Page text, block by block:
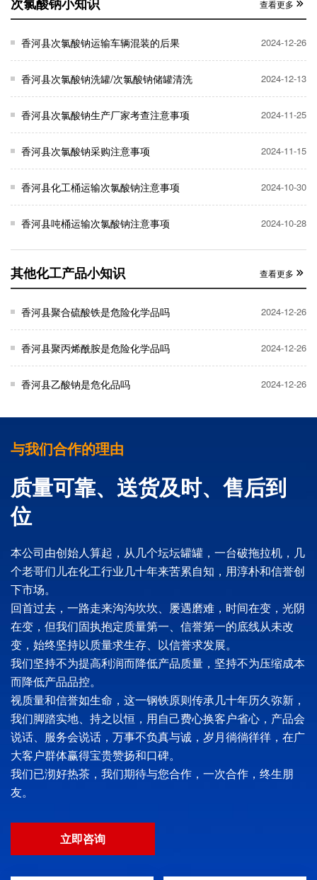
查看更多
香河县次氯酸钠运输车辆混装的后果 2024-12-26
香河县次氯酸钠洗罐/次氯酸钠储罐清洗 2024-12-13
香河县次氯酸钠生产厂家考查注意事项 2024-11-25
香河县次氯酸钠采购注意事项 2024-11-15
香河县化工桶运输次氯酸钠注意事项 2024-10-30
香河县吨桶运输次氯酸钠注意事项 2024-10-28
其他化工产品小知识 查看更多
香河县聚合硫酸铁是危险化学品吗 2024-12-26
香河县聚丙烯酰胺是危险化学品吗 2024-12-26
香河县乙酸钠是危化品吗 2024-12-26
与我们合作的理由
质量可靠、送货及时、售后到
位
本公司由创始人算起，从几个坛坛罐罐，一台破拖拉机，几
个老哥们儿在化工行业几十年来苦累自知，用淳朴和信誉创
下市场。
回首过去，一路走来沟沟坎坎、屡遇磨难，时间在变，光阴
在变，但我们固执抱定质量第一、信誉第一的底线从未改
变，始终坚持以质量求生存、以信誉求发展。
我们坚持不为提高利润而降低产品质量，坚持不为压缩成本
而降低产品品控。
视质量和信誉如生命，这一钢铁原则传承几十年历久弥新，
我们脚踏实地、持之以恒，用自己费心换客户省心，产品会
说话、服务会说话，万事不负真与诚，岁月徜徜徉徉，在广
大客户群体赢得宝贵赞扬和口碑。
我们已沏好热茶，我们期待与您合作，一次合作，终生朋
友。
立即咨询